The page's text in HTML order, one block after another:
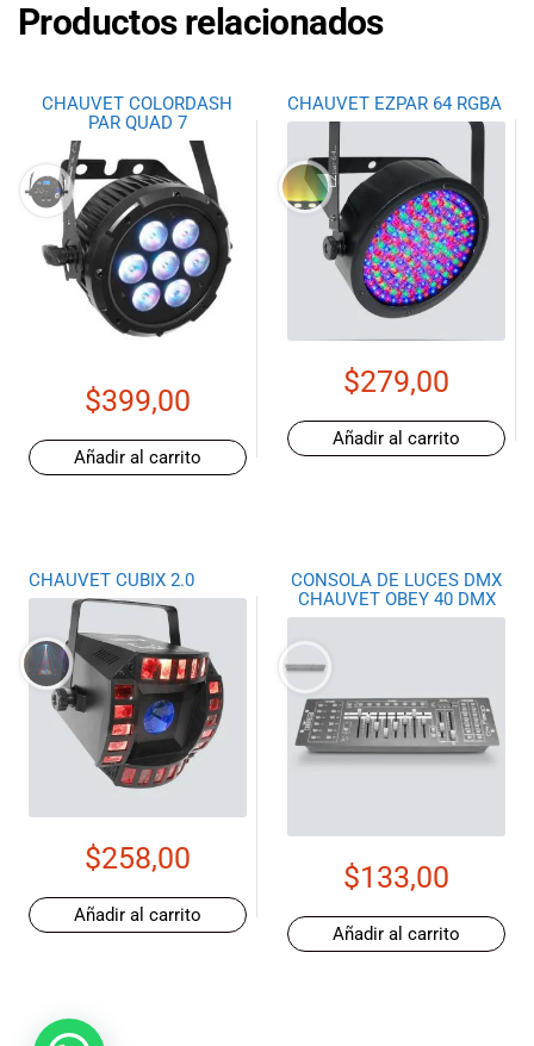
Productos relacionados
CHAUVET COLORDASH
PAR QUAD 7
$399,00
Añadir al carrito
CHAUVET EZPAR 64 RGBA
$279,00
Añadir al carrito
CHAUVET CUBIX 2.0
$258,00
Añadir al carrito
CONSOLA DE LUCES DMX
CHAUVET OBEY 40 DMX
$133,00
Añadir al carrito